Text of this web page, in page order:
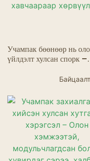
Учампак бөөнөөр нь
үйлдэлт хулсан спорк –
зориулсан сэрээтэй
хөрвүүлдэг
Байцаалт